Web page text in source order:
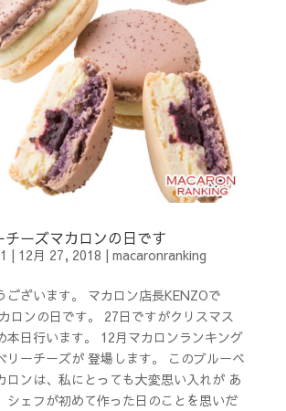
ーズマカロンの日です
| 12月 27, 2018 | macaronranking
ございます。 マカロン店長KENZOで
ロンの日です。 27日ですがクリスマス
本日行います。 12月マカロンランキング
リーチーズが 登場します。 このブルーベ
ロンは、私にとっても大変思い入れが あ
シェフが初めて作った日のことを思いだ